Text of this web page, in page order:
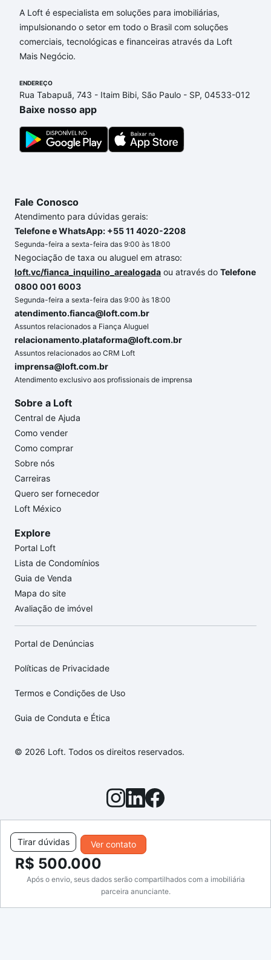
Ver contato
Tirar dúvidas
R$ 500.000
Após o envio, seus dados serão compartilhados com a imobiliária
parceira anunciante.
A Loft é especialista em soluções para imobiliárias,
impulsionando o setor em todo o Brasil com soluções
comerciais, tecnológicas e financeiras através da Loft
Mais Negócio.
ENDEREÇO
Rua Tabapuã, 743 - Itaim Bibi, São Paulo - SP, 04533-012
Baixe nosso app
Fale Conosco
Atendimento para dúvidas gerais:
Telefone e WhatsApp: +55 11 4020-2208
Segunda-feira a sexta-feira das 9:00 às 18:00
Negociação de taxa ou aluguel em atraso:
loft.vc/fianca_inquilino_arealogada ou através do Telefone
0800 001 6003
Segunda-feira a sexta-feira das 9:00 às 18:00
atendimento.fianca@loft.com.br
Assuntos relacionados a Fiança Aluguel
relacionamento.plataforma@loft.com.br
Assuntos relacionados ao CRM Loft
imprensa@loft.com.br
Atendimento exclusivo aos profissionais de imprensa
Sobre a Loft
Central de Ajuda
Como vender
Como comprar
Sobre nós
Carreiras
Quero ser fornecedor
Loft México
Explore
Portal Loft
Lista de Condomínios
Guia de Venda
Mapa do site
Avaliação de imóvel
Portal de Denúncias
Políticas de Privacidade
Termos e Condições de Uso
Guia de Conduta e Ética
© 2026 Loft. Todos os direitos reservados.